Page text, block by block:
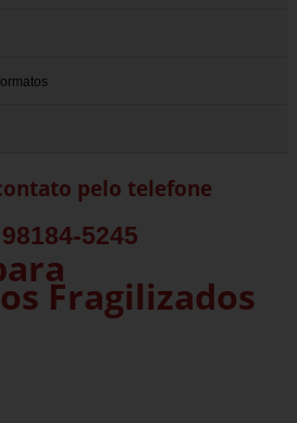
pelo telefone
98184-5245
Fragilizados